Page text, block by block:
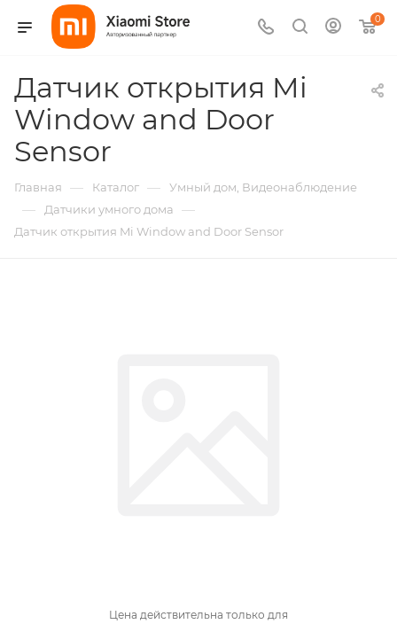
0
Датчик открытия Mi
Window and Door
Sensor
Главная — Каталог — Умный дом, Видеонаблюдение
— Датчики умного дома —
Датчик открытия Mi Window and Door Sensor
Цена действительна только для